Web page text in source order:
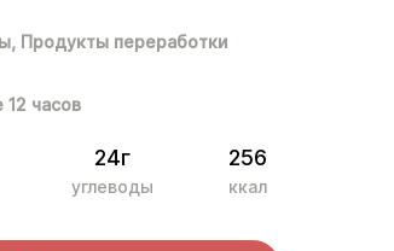
Продукты переработки
часов
24г
углеводы
256
ккал